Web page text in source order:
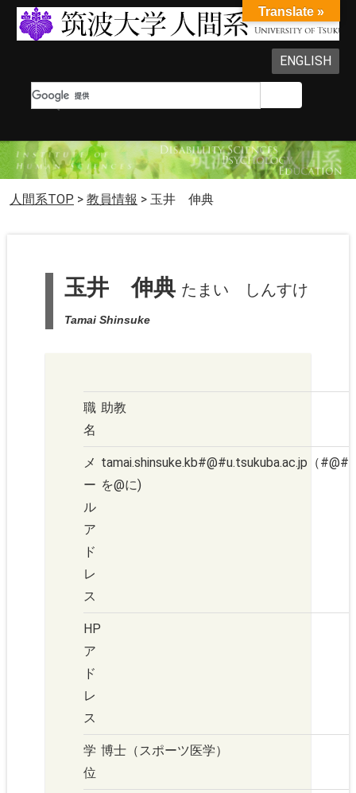
ENGLISH
人間系TOP > 教員情報 > 玉井 伸典
玉井 伸典 たまい しんすけ
Tamai Shinsuke
職
名
助教
メ
ー
ル
ア
ド
レ
ス
tamai.shinsuke.kb#@#u.tsukuba.ac.jp（#@#
を@に)
HP
ア
ド
レ
ス
学
位
博士（スポーツ医学）
Translate »